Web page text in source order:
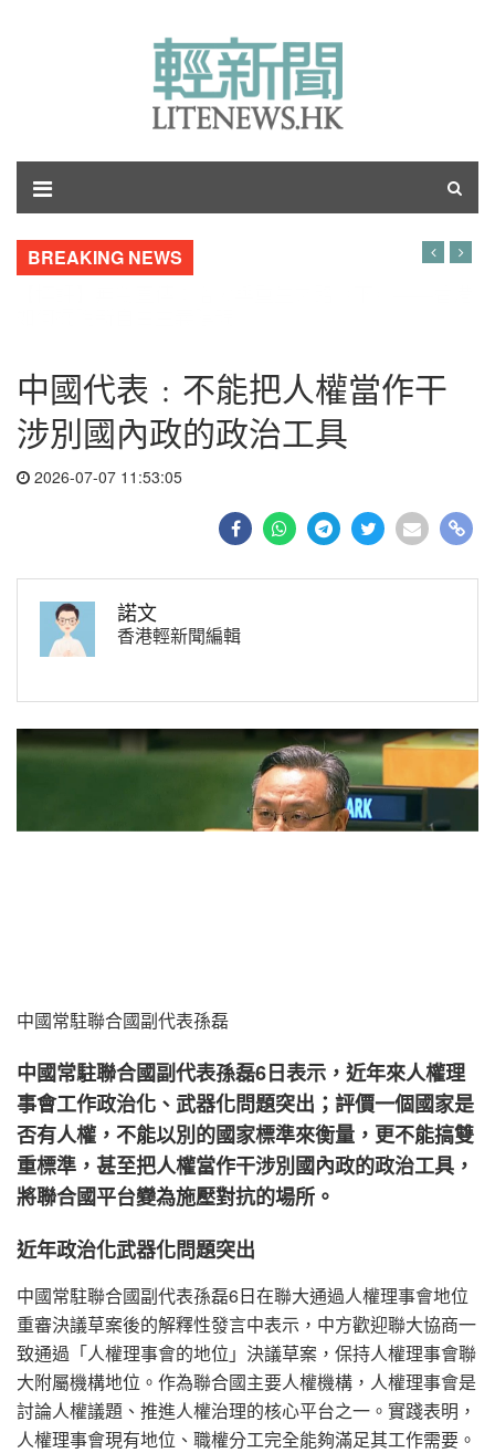
BREAKING NEWS
中國代表﹕不能把人權當作干
涉別國內政的政治工具
2026-07-07 11:53:05
諾文
香港輕新聞編輯
中國常駐聯合國副代表孫磊
中國常駐聯合國副代表孫磊6日表示，近年來人權理
事會工作政治化、武器化問題突出；評價一個國家是
否有人權，不能以別的國家標準來衡量，更不能搞雙
重標準，甚至把人權當作干涉別國內政的政治工具，
將聯合國平台變為施壓對抗的場所。
近年政治化武器化問題突出
中國常駐聯合國副代表孫磊6日在聯大通過人權理事會地位
重審決議草案後的解釋性發言中表示，中方歡迎聯大協商一
致通過「人權理事會的地位」決議草案，保持人權理事會聯
大附屬機構地位。作為聯合國主要人權機構，人權理事會是
討論人權議題、推進人權治理的核心平台之一。實踐表明，
人權理事會現有地位、職權分工完全能夠滿足其工作需要。